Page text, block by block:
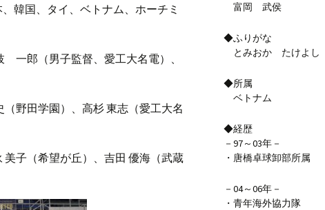
韓国、タイ、ベトナム、ホーチミ
一郎（男子監督、愛工大名電）、
野田学園）、高杉 東志（愛工大名
子（希望が丘）、吉田 優海（武蔵
富岡 武侯
◆ふりがな
とみおか たけよし
◆所属
ベトナム
◆経歴
－97～03年－
・唐橋卓球卸部所属
－04～06年－
・青年海外協力隊